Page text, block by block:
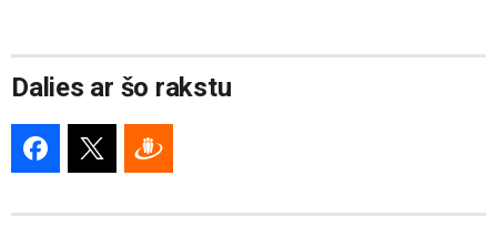
Dalies ar šo rakstu